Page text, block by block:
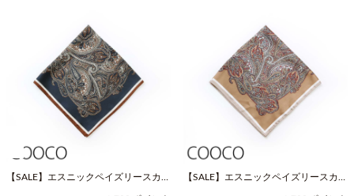
【SALE】エスニックペイズリースカー
【SALE】エスニックペイズリースカー